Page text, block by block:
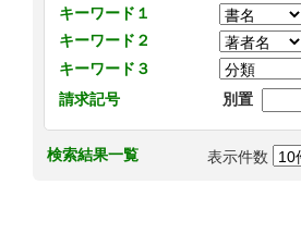
キーワード１
キーワード２
キーワード３
請求記号
別置
検索結果一覧 表示件数